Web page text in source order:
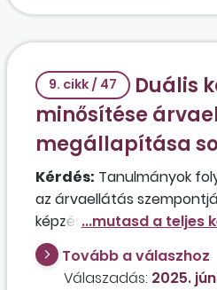
9. cikk / 47
Duális
minősítése
megállapítása
Kérdés: Tanulmányok
az árvaellátás
képzés keretében tanuló
munkavállaló szakképzési
rendelkezik?
Tovább a válaszhoz
Válaszadás: 2025.